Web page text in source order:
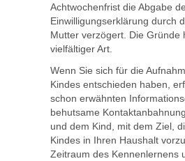
Achtwochenfrist die Abgabe
Einwilligungserklärung durch
Mutter verzögert. Die Gründe
vielfältiger Art.
Wenn Sie sich für die
Kindes entschieden haben,
schon erwähnten
behutsame
und dem Kind, mit dem Ziel,
Kindes in Ihren Haushalt
Zeitraum des Kennenlernens